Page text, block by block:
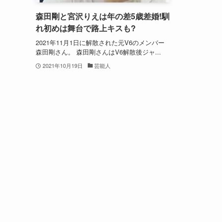
森田剛と宮沢りえは年の差5歳差婚!馴
れ初めは舞台で路上キスも?
2021年11月1日に解散された元V6のメンバー
森田剛さん。 森田剛さんはV6解散後ジャ...
2021年10月19日 芸能人